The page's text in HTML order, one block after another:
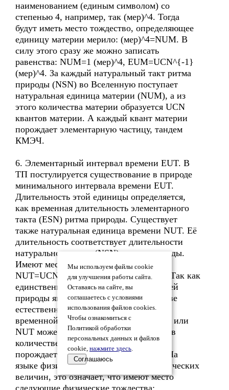
наименованием (единым символом) со
степенью 4, например, так (мер)^4. Тогда
будут иметь место тождество, определяющее
единицу материи мерило: (мер)^4=NUM. В
силу этого сразу же можно записать
равенства: NUM=1 (мер)^4, EUM=UCN^{-1}
(мер)^4. За каждый натуральный такт ритма
природы (NSN) во Вселенную поступает
натуральная единица материи (NUM), а из
этого количества материи образуется UCN
квантов материи. А каждый квант материи
порождает элементарную частицу, тандем
КМЭЧ.
6. Элементарный интервал времени EUT. В
ТП постулируется существование в природе
минимального интервала времени EUT.
Длительность этой единицы определяется,
как временная длительность элементарного
такта (ESN) ритма природы. Существует
также натуральная единица времени NUT. Её
длительность соответствует длительности
натурального такта (NSN) ритма природы.
Имеют место следующие равенства:
NUT=UCN*EUT или EUT=NUT/UCN. Так как
единственной сущностью и субстанцией
природы является материя, то в качестве
естественной единицы времени или
временной длительности величин EUT или
NUT может быть взята только материя в
количестве EUM или NUM. Материя
порождает время: «время = материя». На
языке физики, используя понятия физических
величин, это означает, что имеют место
следующие физические тождества:
Мы используем файлы cookie
для улучшения работы сайта.
Оставаясь на сайте, вы
соглашаетесь с условиями
использования файлов cookies.
Чтобы ознакомиться с
Политикой обработки
персональных данных и файлов
cookie, нажмите здесь.
Соглашаюсь